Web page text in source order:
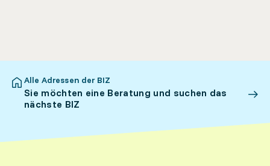
Alle Adressen der BIZ
Sie möchten eine Beratung und suchen das
nächste BIZ